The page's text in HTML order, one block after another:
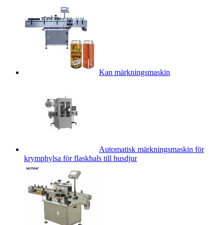
Kan märkningsmaskin
Automatisk märkningsmaskin för
krymphylsa för flaskhals till husdjur